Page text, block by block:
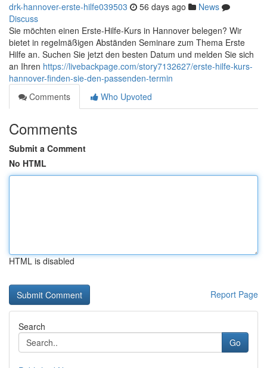
drk-hannover-erste-hilfe039503 56 days ago
News
Discuss
Sie möchten einen Erste-Hilfe-Kurs in Hannover belegen? Wir
bietet in regelmäßigen Abständen Seminare zum Thema Erste
Hilfe an. Suchen Sie jetzt den besten Datum und melden Sie sich
an Ihren https://livebackpage.com/story7132627/erste-hilfe-kurs-
hannover-finden-sie-den-passenden-termin
Comments
Who Upvoted
Comments
Submit a Comment
No HTML
HTML is disabled
Report Page
Search
Go